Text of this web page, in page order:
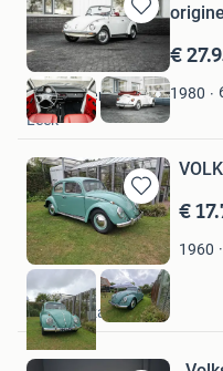
Bewaren
in
Mijn
Favorieten
€
1980
Auto Egberts B.V.
Leek
Bewaren
in
Mijn
Favorieten
€
1960
Jos
's-Gravenzande